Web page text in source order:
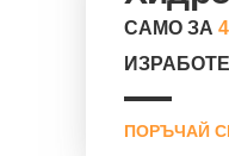
САМО ЗА
ПОРЪЧАЙ